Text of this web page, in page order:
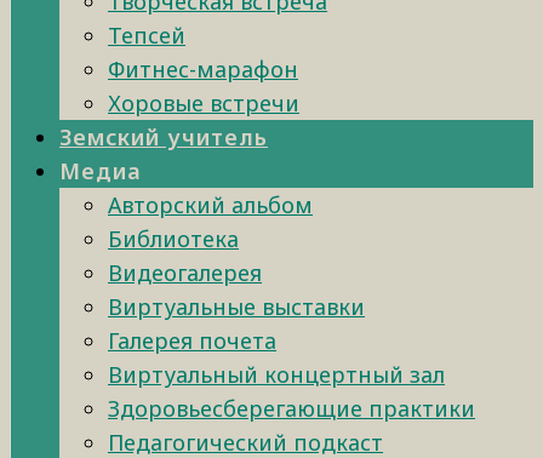
Тепсей
Фитнес-марафон
Хоровые встречи
Земский учитель
Медиа
Авторский альбом
Библиотека
Видеогалерея
Виртуальные выставки
Галерея почета
Виртуальный концертный зал
Здоровьесберегающие практики
Педагогический подкаст